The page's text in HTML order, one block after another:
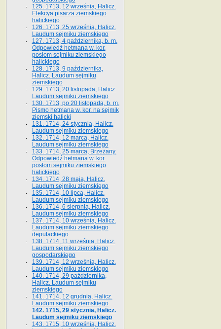
125. 1713, 12 września, Halicz.
Elekcya pisarza ziemskiego
halickiego
126. 1713, 25 września, Halicz.
Laudum sejmiku ziemskiego
127. 1713, 4 października, b. m.
Odpowiedź hetmana w. kor.
posłom sejmiku ziemskiego
halickiego
128. 1713, 9 października,
Halicz. Laudum sejmiku
ziemskiego
129. 1713, 20 listopada, Halicz.
Laudum sejmiku ziemskiego
130. 1713, po 20 listopada, b. m.
Pismo hetmana w. kor. na sejmik
ziemski halicki
131. 1714, 24 stycznia, Halicz.
Laudum sejmiku ziemskiego
132. 1714, 12 marca, Halicz.
Laudum sejmiku ziemskiego
133. 1714, 25 marca, Brzeżany.
Odpowiedź hetmana w. kor.
posłom sejmiku ziemskiego
halickiego
134. 1714, 28 maja, Halicz.
Laudum sejmiku ziemskiego
135. 1714, 10 lipca, Halicz.
Laudum sejmiku ziemskiego
136. 1714, 6 sierpnia, Halicz.
Laudum sejmiku ziemskiego
137. 1714, 10 września, Halicz.
Laudum sejmiku ziemskiego
deputackiego
138. 1714, 11 września, Halicz.
Laudum sejmiku ziemskiego
gospodarskiego
139. 1714, 12 września, Halicz.
Laudum sejmiku ziemskiego
140. 1714, 29 października,
Halicz. Laudum sejmiku
ziemskiego
141. 1714, 12 grudnia, Halicz.
Laudum sejmiku ziemskiego
142. 1715, 29 stycznia, Halicz.
Laudum sejmiku ziemskiego
143. 1715, 10 września, Halicz.